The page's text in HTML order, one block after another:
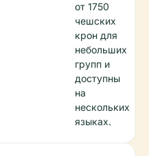
от 1750
чешских
крон для
небольших
групп и
доступны
на
нескольких
языках.